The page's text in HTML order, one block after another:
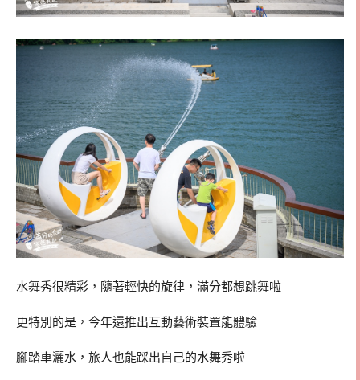
水舞秀很精彩，隨著輕快的旋律，滿分都想跳舞啦
更特別的是，今年還推出互動藝術裝置能體驗
腳踏車灑水，旅人也能踩出自己的水舞秀啦